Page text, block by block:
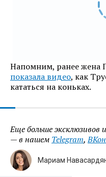
Напомним, ранее жена
показала видео, как
кататься на коньках.
Еще больше эксклюзивов
— в нашем Telegram,
Мариам